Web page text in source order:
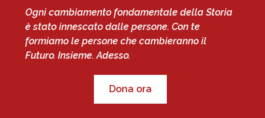
Ogni cambiamento fondamentale della Storia
è stato innescato dalle persone. Con te
formiamo le persone che cambieranno il
Futuro. Insieme. Adesso.
Dona ora